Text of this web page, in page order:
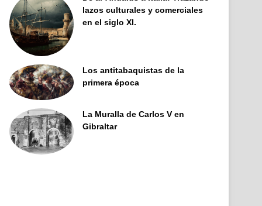
lazos culturales y comerciales
en el siglo XI.
Los antitabaquistas de la
primera época
La Muralla de Carlos V en
Gibraltar